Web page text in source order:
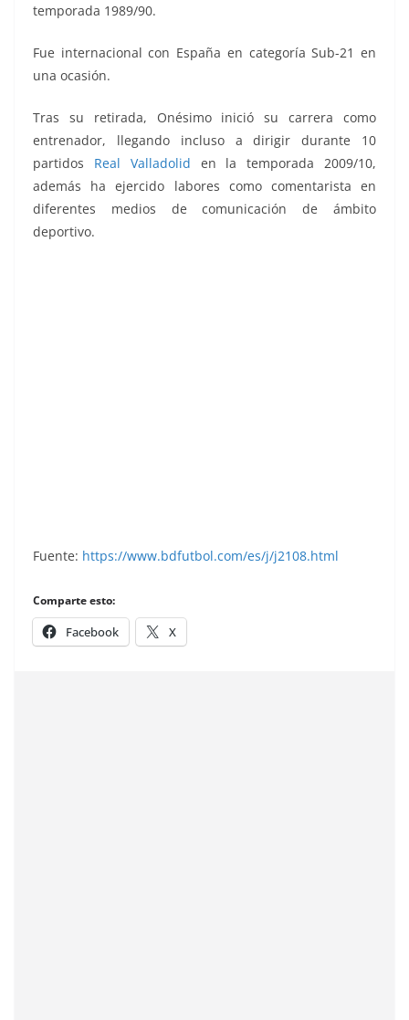
temporada 1989/90.
Fue internacional con España en categoría Sub-21 en
una ocasión.
Tras su retirada, Onésimo inició su carrera como
entrenador, llegando incluso a dirigir durante 10
partidos Real Valladolid en la temporada 2009/10,
además ha ejercido labores como comentarista en
diferentes medios de comunicación de ámbito
deportivo.
Fuente: https://www.bdfutbol.com/es/j/j2108.html
Comparte esto:
Facebook X